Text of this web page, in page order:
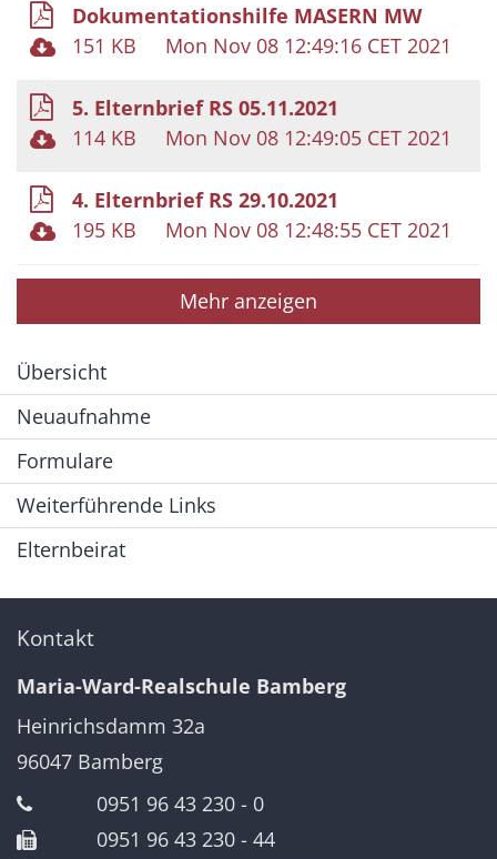
Dokumentationshilfe MASERN MW
151 KB
Mon Nov 08 12:49:16 CET 2021
5. Elternbrief RS 05.11.2021
114 KB
Mon Nov 08 12:49:05 CET 2021
4. Elternbrief RS 29.10.2021
195 KB
Mon Nov 08 12:48:55 CET 2021
Mehr anzeigen
Übersicht
Neuaufnahme
Formulare
Weiterführende Links
Elternbeirat
Kontakt
Maria-Ward-Realschule Bamberg
Heinrichsdamm 32a
96047 Bamberg
0951 96 43 230 - 0
0951 96 43 230 - 44